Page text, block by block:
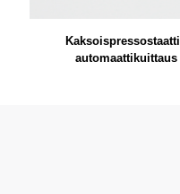
automaattikuittaus